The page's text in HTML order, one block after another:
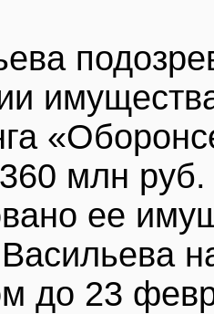
млн
ее
до 23